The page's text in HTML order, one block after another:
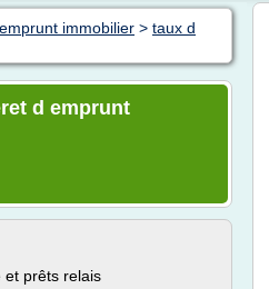
immobilier > taux d
d emprunt
et prêts relais